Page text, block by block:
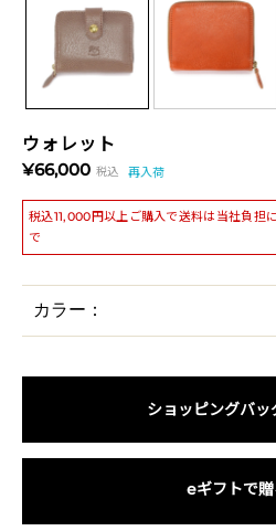
ウォレット
¥66,000 税込 再入荷
税込11,000円以上ご購入で送料は当社負担
で
カラー：
ショッピングバッ